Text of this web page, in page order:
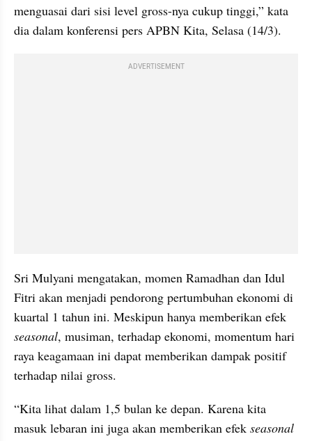
menguasai dari sisi level gross-nya cukup tinggi,” kata
dia dalam konferensi pers APBN Kita, Selasa (14/3).
ADVERTISEMENT
Sri Mulyani mengatakan, momen Ramadhan dan Idul
Fitri akan menjadi pendorong pertumbuhan ekonomi di
kuartal 1 tahun ini. Meskipun hanya memberikan efek
seasonal, musiman, terhadap ekonomi, momentum hari
raya keagamaan ini dapat memberikan dampak positif
terhadap nilai gross.
“Kita lihat dalam 1,5 bulan ke depan. Karena kita
masuk lebaran ini juga akan memberikan efek seasonal